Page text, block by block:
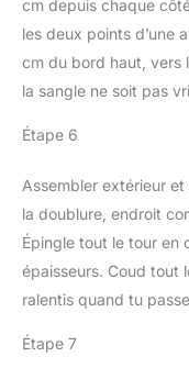
cm depuis chaque
les deux points d’une
cm du bord haut, vers
la sangle ne soit pas
Étape 6
Assembler extérieur
la doublure, endroit
Épingle tout le tour en
épaisseurs. Coud tout
ralentis quand tu
Étape 7